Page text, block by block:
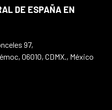
DE ESPAÑA EN
97,
06010, CDMX., México